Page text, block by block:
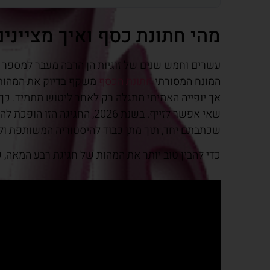
מהי חתונת כסף ואיך מציינים 25 שנות זוגיות ב-
עשרים וחמש שנים של זוגיות הן הרבה מעבר
המונח המסורתיחתונת הכסף
משקף בדיוק את
אך יופייה האמיתי מתגלה רק לאחר ליטוש מתמיד.
שאי אפשר לזייף. בשנת 2026,
שכתבתם יחד, תוך מתן כבוד להיסטוריה המשותפת
כדי להבין טוב יותר את המהות של חגיגת רבע המאה,